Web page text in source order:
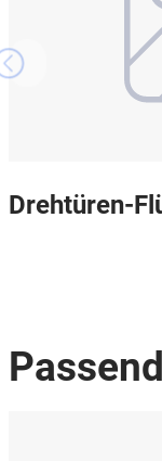
Drehtüren-